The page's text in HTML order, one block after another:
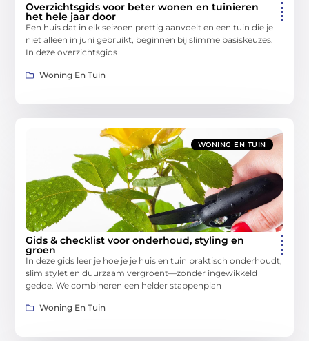
Overzichtsgids voor beter wonen en tuinieren
het hele jaar door
Een huis dat in elk seizoen prettig aanvoelt en een tuin die je
niet alleen in juni gebruikt, beginnen bij slimme basiskeuzes.
In deze overzichtsgids
Woning En Tuin
WONING EN TUIN
Gids & checklist voor onderhoud, styling en
groen
In deze gids leer je hoe je je huis en tuin praktisch onderhoudt,
slim stylet en duurzaam vergroent—zonder ingewikkeld
gedoe. We combineren een helder stappenplan
Woning En Tuin